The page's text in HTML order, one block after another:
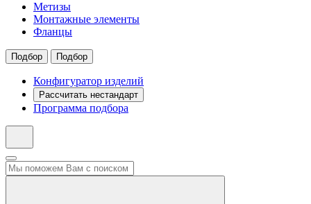
Метизы
Монтажные элементы
Фланцы
Подбор Подбор
Конфигуратор изделий
Рассчитать нестандарт
Программа подбора